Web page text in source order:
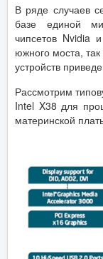
В ряде случаев
базе единой
чипсетов Nvidia
южного моста,
устройств
Рассмотрим
Intel X38 для
материнской